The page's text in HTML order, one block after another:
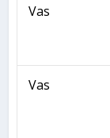
Vas
Vas